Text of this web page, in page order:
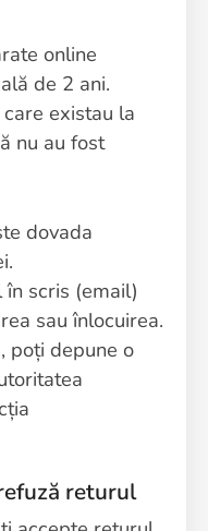
online
de 2 ani.
existau la
nu au fost
dovada
în scris (email)
sau înlocuirea.
poți depune o
returul